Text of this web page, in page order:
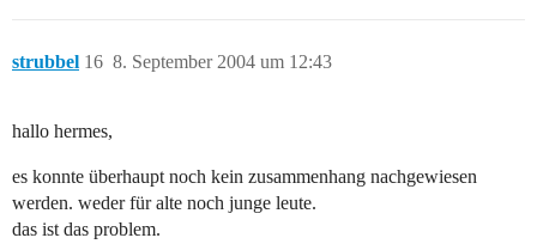
strubbel 8. September 2004 um 12:43
16
hallo hermes,
es konnte überhaupt noch kein zusammenhang nachgewiesen
werden. weder für alte noch junge leute.
das ist das problem.